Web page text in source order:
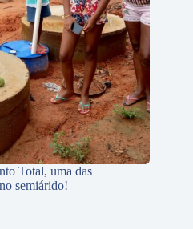
Total, uma das
semiárido!